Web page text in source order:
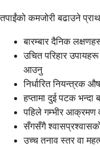
तपाईंको कमजोरी बढाउने
बारम्बार दैनिक
उचित परिहार
आउनु
निर्धारित नियन्त्रक
हप्तामा दुई पटक भन्दा
पहिले गम्भीर आक्रमण
सँगसँगै
उच्च तनाव स्तर वा